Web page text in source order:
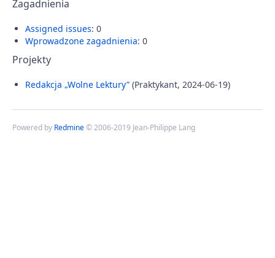
Zagadnienia
Assigned issues: 0
Wprowadzone zagadnienia: 0
Projekty
Redakcja „Wolne Lektury” (Praktykant, 2024-06-19)
Powered by Redmine© 2006-2019 Jean-Philippe Lang